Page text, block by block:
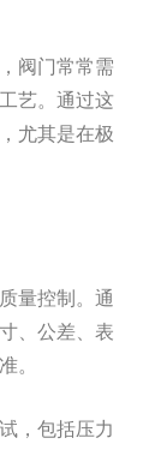
阀门常常需
艺。通过这
尤其是在极
量控制。通
、公差、表
。
，包括压力